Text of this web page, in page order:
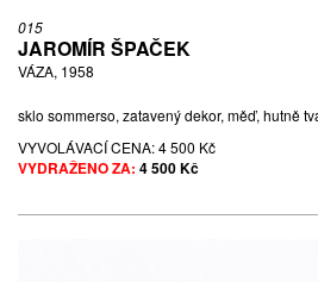
015
JAROMÍR ŠPAČEK
VÁZA, 1958
sklo sommerso, zatavený dekor, měď, hutně
VYVOLÁVACÍ CENA:4 500 Kč
VYDRAŽENO ZA: 4 500 Kč